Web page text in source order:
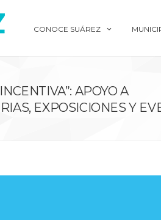
CONOCE SUÁREZ
APOYO A
EXPOSICIONES Y